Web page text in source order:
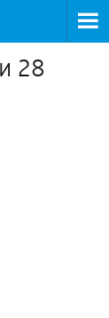
28